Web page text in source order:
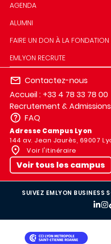
AGENDA
ALUMNI
FAIRE UN DON À LA FONDATION
EMLYON RECRUTE
Contactez-nous
Accueil : +33 4 78 33 78 00
Recrutement & Admissions
FAQ
Adresse Campus Lyon
144 av. Jean Jaurès, 69007
Voir l'itinéraire
Voir tous les campus
SUIVEZ EMLYON BUSINESS
IMAGE